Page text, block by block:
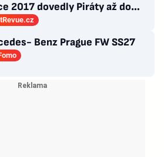
2017 dovedly Piráty až do
play-off
Benz Prague FW SS27